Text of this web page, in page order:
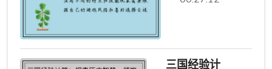
三国经验计